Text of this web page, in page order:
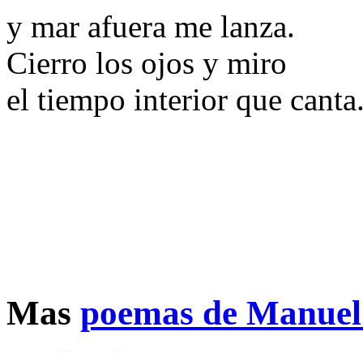
y mar afuera me lanza.
Cierro los ojos y miro
el tiempo interior que
Mas poemas de